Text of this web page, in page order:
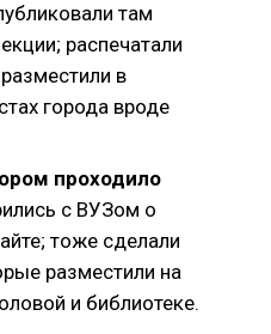
там
распечатали
в
города вроде
проходило
с ВУЗом о
тоже сделали
разместили на
и библиотеке.